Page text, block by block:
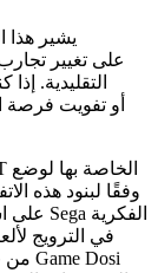
يشير هذا
التقليدية.
، كوريا الجنوبية ، تقنية NFT الخاصة بها لوضع